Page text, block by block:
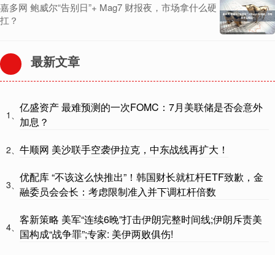
嘉多网 鲍威尔“告别日”+ Mag7 财报夜，市场拿什么硬
扛？
最新文章
1、
亿盛资产 最难预测的一次FOMC：7月美联储是否会意外
加息？
2、 牛顺网 美沙联手空袭伊拉克，中东战线再扩大！
3、
优配库 “不该这么快推出”！韩国财长就杠杆ETF致歉，金
融委员会会长：考虑限制准入并下调杠杆倍数
4、
客新策略 美军“连续6晚”打击伊朗完整时间线;伊朗斥责美
国构成“战争罪”;专家: 美伊两败俱伤!